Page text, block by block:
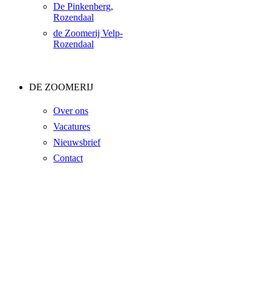
De Pinkenberg,
Rozendaal
de Zoomerij Velp-
Rozendaal
DE ZOOMERIJ
Over ons
Vacatures
Nieuwsbrief
Contact